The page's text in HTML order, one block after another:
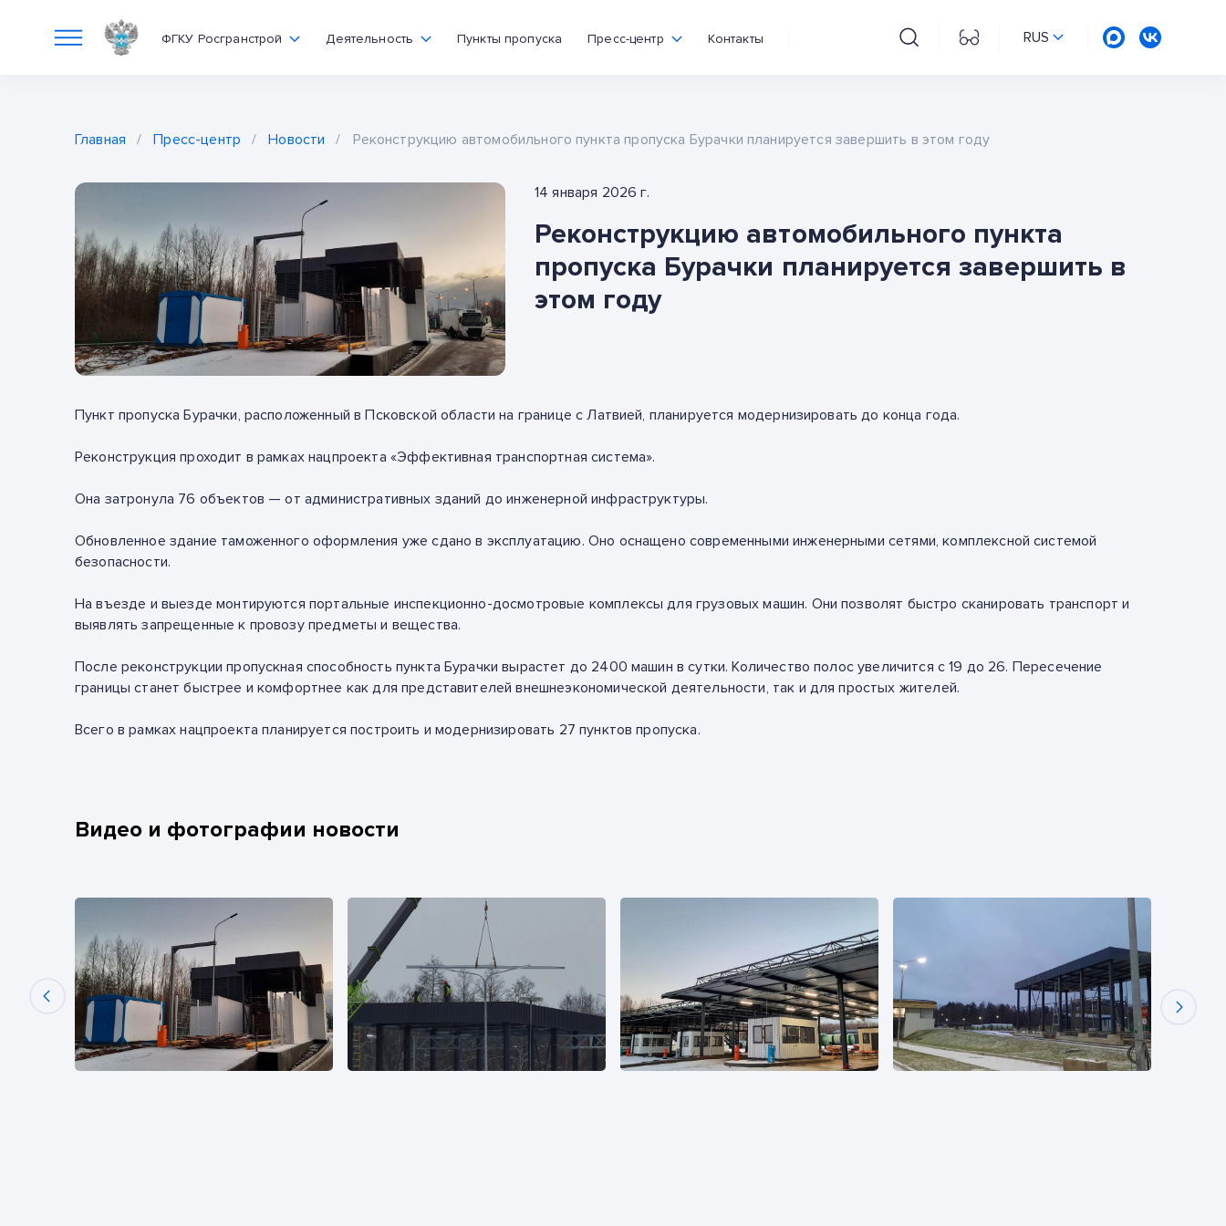
ФГКУ Росгранстрой Деятельность Пункты пропуска Пресс-центр Контакты RUS
Главная / Пресс-центр / Новости / Реконструкцию автомобильного пункта пропуска Бурачки планируется завершить в этом году
14 января 2026 г.
Реконструкцию автомобильного пункта
пропуска Бурачки планируется завершить в
этом году
Пункт пропуска Бурачки, расположенный в Псковской области на границе с Латвией, планируется модернизировать до конца года.
Реконструкция проходит в рамках нацпроекта «Эффективная транспортная система».
Она затронула 76 объектов — от административных зданий до инженерной инфраструктуры.
Обновленное здание таможенного оформления уже сдано в эксплуатацию. Оно оснащено современными инженерными сетями, комплексной системой
безопасности.
На въезде и выезде монтируются портальные инспекционно-досмотровые комплексы для грузовых машин. Они позволят быстро сканировать транспорт и
выявлять запрещенные к провозу предметы и вещества.
После реконструкции пропускная способность пункта Бурачки вырастет до 2400 машин в сутки. Количество полос увеличится с 19 до 26. Пересечение
границы станет быстрее и комфортнее как для представителей внешнеэкономической деятельности, так и для простых жителей.
Всего в рамках нацпроекта планируется построить и модернизировать 27 пунктов пропуска.
Видео и фотографии новости